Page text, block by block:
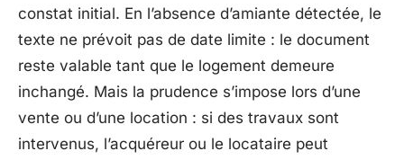
constat initial. En l’absence d’amiante détectée, le
texte ne prévoit pas de date limite : le document
reste valable tant que le logement demeure
inchangé. Mais la prudence s’impose lors d’une
vente ou d’une location : si des travaux sont
intervenus, l’acquéreur ou le locataire peut